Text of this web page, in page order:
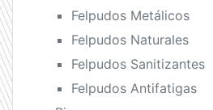
Felpudos Metálicos
Felpudos Naturales
Felpudos Sanitizantes
Felpudos Antifatigas